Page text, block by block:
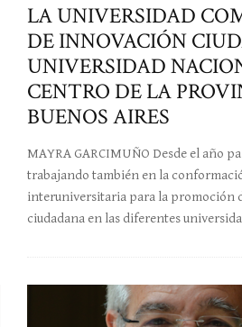
LA UNIVERSIDAD
DE INNOVACIÓN
UNIVERSIDAD
CENTRO DE LA
BUENOS AIRES
MAYRA GARCIMUÑO Desde el año
trabajando también en la
interuniversitaria para la promoción
ciudadana en las diferentes